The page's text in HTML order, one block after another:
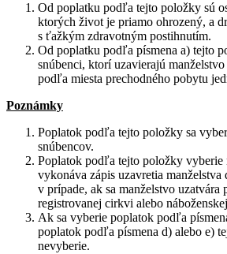
Od poplatku podľa tejto položky sú
ktorých život je priamo ohrozený, a
s ťažkým zdravotným postihnutím.
Od poplatku podľa písmena a) tejto
snúbenci, ktorí uzavierajú
podľa miesta prechodného pobytu
Poznámky
Poplatok podľa tejto položky sa
snúbencov.
Poplatok podľa tejto položky vyberie
vykonáva zápis uzavretia
v prípade, ak sa manželstvo uzatvára
registrovanej cirkvi alebo
Ak sa vyberie poplatok podľa
poplatok podľa písmena d) alebo e)
nevyberie.